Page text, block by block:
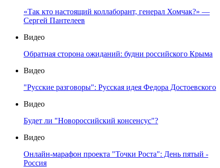
«Так кто настоящий коллаборант, генерал Хомчак?» —
Сергей Пантелеев
Видео
Обратная сторона ожиданий: будни российского Крыма
Видео
"Русские разговоры": Русская идея Федора Достоевского
Видео
Будет ли "Новороссийский консенсус"?
Видео
Онлайн-марафон проекта "Точки Роста": День пятый -
Россия